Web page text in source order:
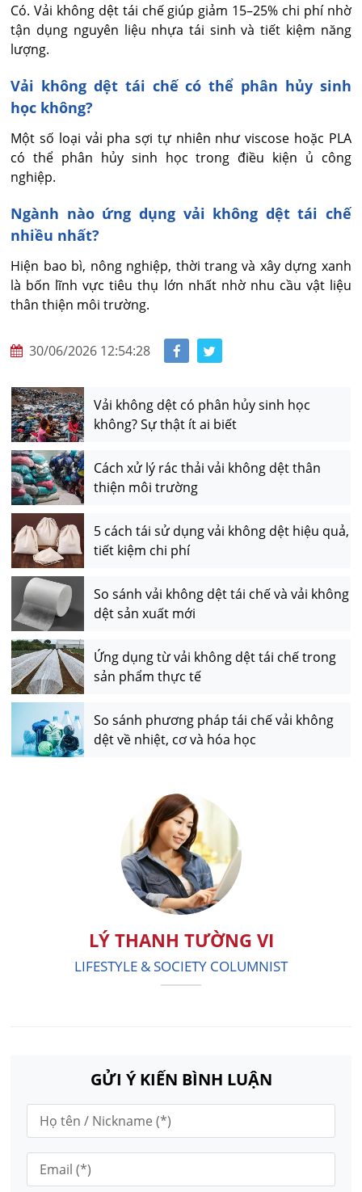
Có. Vải không dệt tái chế giúp giảm 15–25% chi phí nhờ
tận dụng nguyên liệu nhựa tái sinh và tiết kiệm năng
lượng.
Vải không dệt tái chế có thể phân hủy sinh
học không?
Một số loại vải pha sợi tự nhiên như viscose hoặc PLA
có thể phân hủy sinh học trong điều kiện ủ công
nghiệp.
Ngành nào ứng dụng vải không dệt tái chế
nhiều nhất?
Hiện bao bì, nông nghiệp, thời trang và xây dựng xanh
là bốn lĩnh vực tiêu thụ lớn nhất nhờ nhu cầu vật liệu
thân thiện môi trường.
30/06/2026 12:54:28
Vải không dệt có phân hủy sinh học
không? Sự thật ít ai biết
Cách xử lý rác thải vải không dệt thân
thiện môi trường
5 cách tái sử dụng vải không dệt hiệu quả,
tiết kiệm chi phí
So sánh vải không dệt tái chế và vải không
dệt sản xuất mới
Ứng dụng từ vải không dệt tái chế trong
sản phẩm thực tế
So sánh phương pháp tái chế vải không
dệt về nhiệt, cơ và hóa học
LÝ THANH TƯỜNG VI
LIFESTYLE & SOCIETY COLUMNIST
GỬI Ý KIẾN BÌNH LUẬN